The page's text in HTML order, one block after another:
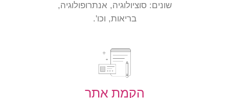
שונים: סוציולוגיה, אנתרופולוגיה,
בריאות, וכו'.
הקמת אתר